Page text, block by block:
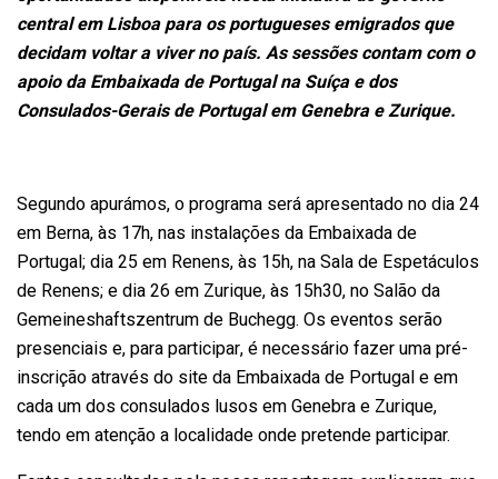
central em Lisboa para os portugueses emigrados que
decidam voltar a viver no país. As sessões contam com o
apoio da Embaixada de Portugal na Suíça e dos
Consulados-Gerais de Portugal em Genebra e Zurique.
Segundo apurámos, o programa será apresentado no dia 24
em Berna, às 17h, nas instalações da Embaixada de
Portugal; dia 25 em Renens, às 15h, na Sala de Espetáculos
de Renens; e dia 26 em Zurique, às 15h30, no Salão da
Gemeineshaftszentrum de Buchegg. Os eventos serão
presenciais e, para participar, é necessário fazer uma pré-
inscrição através do site da Embaixada de Portugal e em
cada um dos consulados lusos em Genebra e Zurique,
tendo em atenção a localidade onde pretende participar.